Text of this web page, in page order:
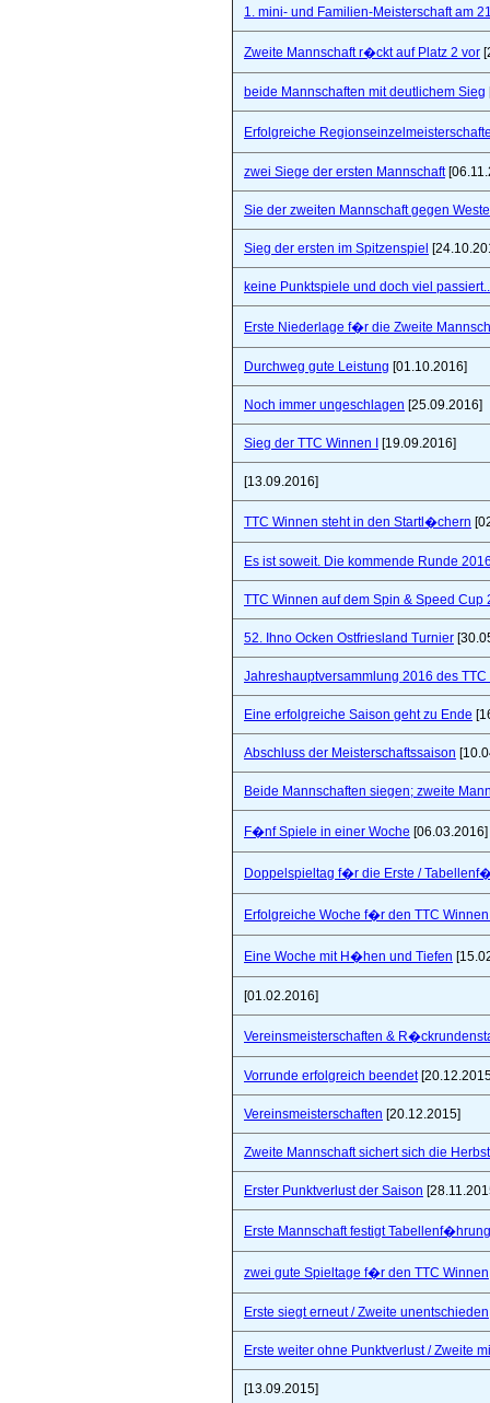
1. mini- und Familien-Meisterschaft am
Zweite Mannschaft r�ckt auf Platz 2 vor
beide Mannschaften mit deutlichem Sieg
Erfolgreiche
zwei Siege der ersten Mannschaft
Sie der zweiten Mannschaft gegen
Sieg der ersten im Spitzenspiel
keine Punktspiele und doch viel
Erste Niederlage f�r die Zweite
Durchweg gute Leistung [01.10.2016]
Noch immer ungeschlagen [25.09.2016]
Sieg der TTC Winnen I [19.09.2016]
[13.09.2016]
TTC Winnen steht in den Startl�chern
Es ist soweit. Die kommende Runde
TTC Winnen auf dem Spin & Speed Cup
52. Ihno Ocken Ostfriesland Turnier
Jahreshauptversammlung 2016 des TTC
Eine erfolgreiche Saison geht zu Ende
Abschluss der Meisterschaftssaison
Beide Mannschaften siegen; zweite
F�nf Spiele in einer Woche [06.03.2016]
Doppelspieltag f�r die Erste /
Erfolgreiche Woche f�r den TTC
Eine Woche mit H�hen und Tiefen
[01.02.2016]
Vereinsmeisterschaften &
Vorrunde erfolgreich beendet
Vereinsmeisterschaften [20.12.2015]
Zweite Mannschaft sichert sich die
Erster Punktverlust der Saison
Erste Mannschaft festigt
zwei gute Spieltage f�r den TTC Winnen
Erste siegt erneut / Zweite unentschieden
Erste weiter ohne Punktverlust / Zweite
[13.09.2015]